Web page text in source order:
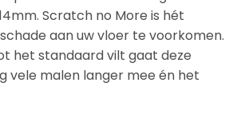
Scratch no More is hét
aan uw vloer te voorkomen.
het standaard vilt gaat deze
vele malen langer mee én het